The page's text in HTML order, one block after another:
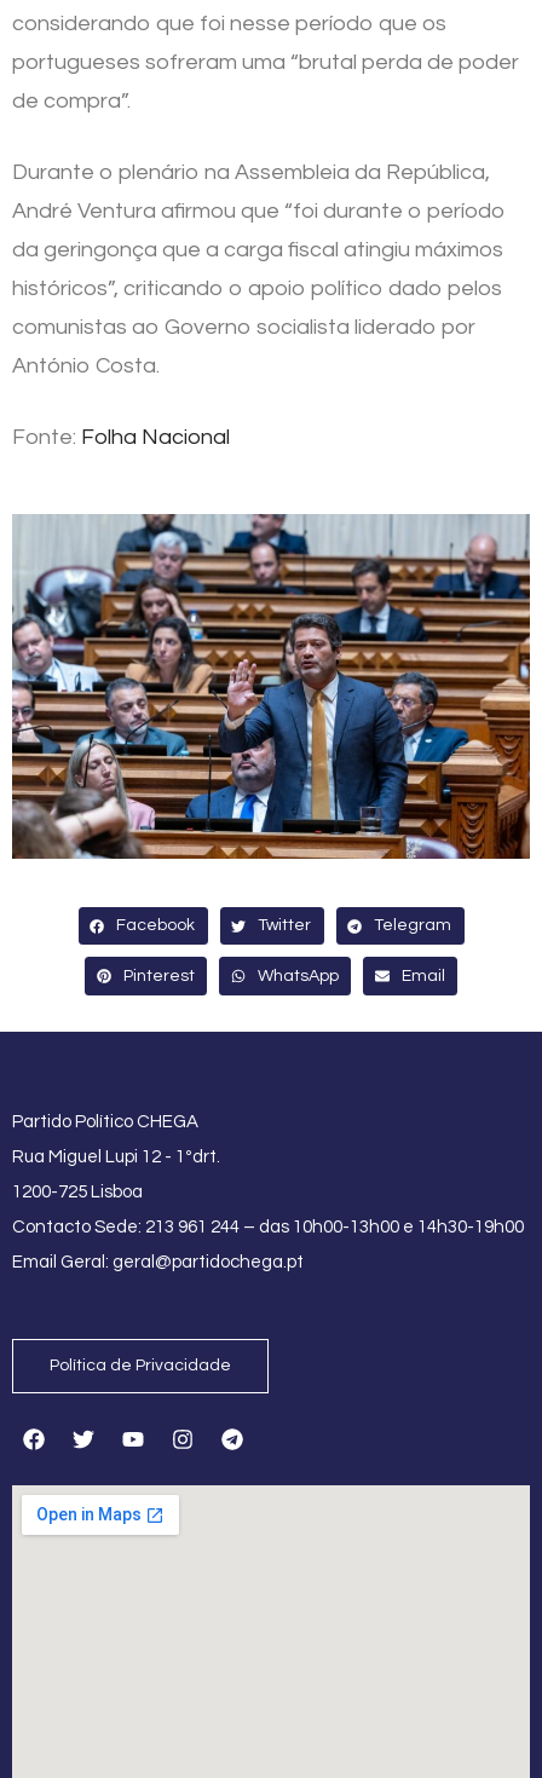
considerando que foi nesse período que os
portugueses sofreram uma “brutal perda de poder
de compra”.
Durante o plenário na Assembleia da República,
André Ventura afirmou que “foi durante o período
da geringonça que a carga fiscal atingiu máximos
históricos”, criticando o apoio político dado pelos
comunistas ao Governo socialista liderado por
António Costa.
Fonte: Folha Nacional
Facebook Twitter Telegram
Pinterest WhatsApp Email
Partido Político CHEGA
Rua Miguel Lupi 12 - 1ºdrt.
1200-725 Lisboa
Contacto Sede: 213 961 244 – das 10h00-13h00 e 14h30-19h00
Email Geral: geral@partidochega.pt
Política de Privacidade